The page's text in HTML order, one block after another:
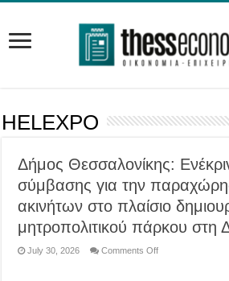
HELEXPO
Δήμος Θεσσαλονίκης:
σύμβασης για την
ακινήτων στο πλαίσιο
μητροπολιτικού πάρκου στη
July 30, 2026 Comments Offon